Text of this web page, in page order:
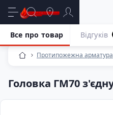
Протипожежна арматура
Головка ГМ70
Все про товар Відгуків